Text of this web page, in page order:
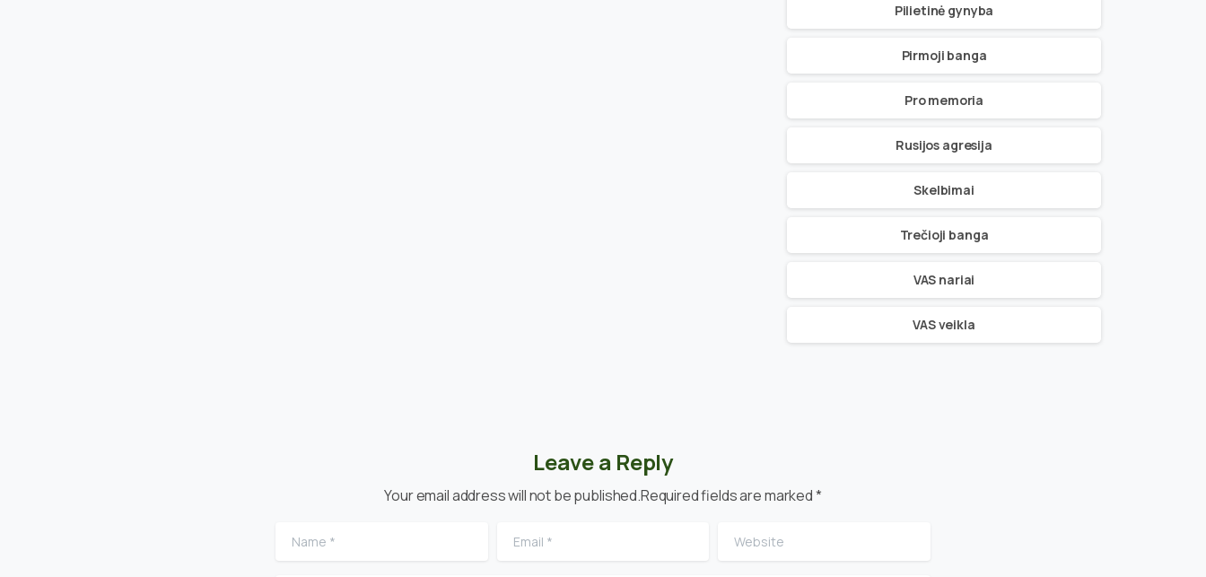
Pilietinė gynyba
Pirmoji banga
Pro memoria
Rusijos agresija
Skelbimai
Trečioji banga
VAS nariai
VAS veikla
Leave a Reply
Your email address will not be published.Required fields are marked *
Name
Email Website